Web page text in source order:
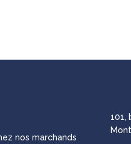
nos marchands
101,